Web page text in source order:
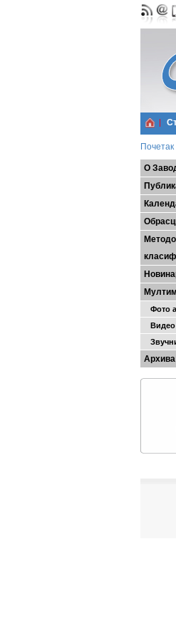
Почетак
О
Фото
Видео
Архива